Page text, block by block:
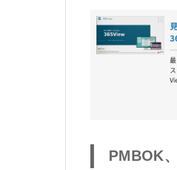
PMBOK